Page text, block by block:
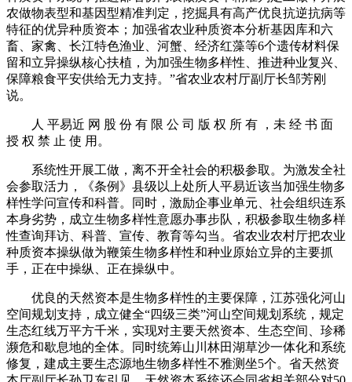
农做物表型和基因型精准判定，挖掘具有高产优良抗逆抗病等
特征的优异种质资本；加强省农业种质资本分析基因库和六
畜、家禽、长江特色渔业、河蟹、经济红藻等6个遗传材料保
留和立异操纵核心扶植，为加强生物多样性、推进种业复兴、
保障粮食平安供给无力支持。”省农业农村厅副厅长邹芳刚
说。
人 平易近 网 股 份 有 限 公 司 版 权 所 有 ，未 经 书 面
授 权 禁 止 使 用。
系统性开展工做，离不开全社会的积极参取。为激发全社
会参取活力，《条例》县级以上处所人平易近该当加强生物多
样性学问宣传和科普。同时，激励企事业单元、社会组织连系
本身劣势，成立生物多样性意愿办事步队，积极参取生物多样
性查询拜访、科普、宣传、教育等勾当。省农业农村厅把农业
种质资本操纵做为鞭策生物多样性和种业原始立异的主要抓
手，正在中操纵、正在操纵中。
优良的天然资本是生物多样性的主要保障，江苏强化河山
空间规划支持，成立健全“四级三类”河山空间规划系统，规定
生态红线万平方千米，实现对主要天然资本、生态空间、珍稀
濒危和歇息地的全体。同时统筹山川林田湖草沙一体化和系统
修复，建成主要生态源地生物多样性不雅测坐5个。省天然资